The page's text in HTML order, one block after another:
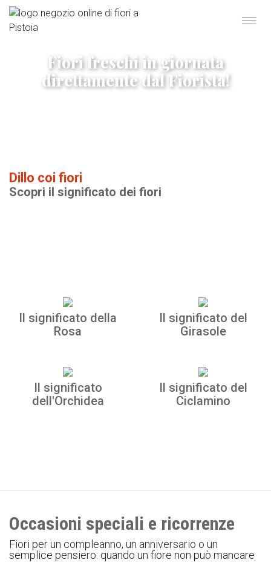
Fiori freschi in giornata
direttamente dal Fiorista!
Dillo coi fiori
Scopri il significato dei fiori
Il significato della
Rosa
Il significato del
Girasole
Il significato
dell'Orchidea
Il significato del
Ciclamino
Occasioni speciali e ricorrenze
Fiori per un compleanno, un anniversario o un
semplice pensiero: quando un fiore non può mancare